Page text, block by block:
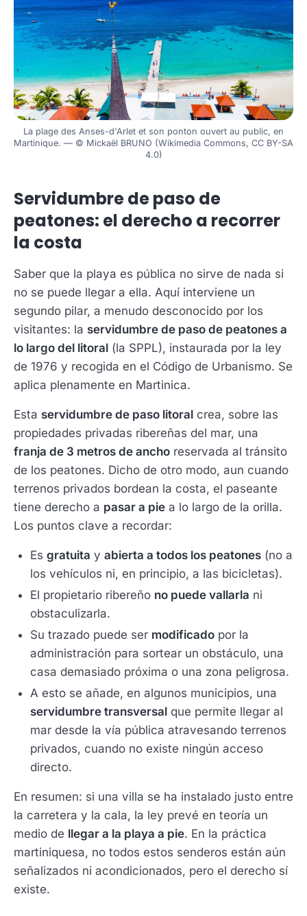
La plage des Anses-d'Arlet et son ponton ouvert au public, en
Martinique. — © Mickaël BRUNO (Wikimedia Commons, CC BY-SA
4.0)
Servidumbre de paso de
peatones: el derecho a recorrer
la costa
Saber que la playa es pública no sirve de nada si
no se puede llegar a ella. Aquí interviene un
segundo pilar, a menudo desconocido por los
visitantes: la servidumbre de paso de peatones a
lo largo del litoral (la SPPL), instaurada por la ley
de 1976 y recogida en el Código de Urbanismo. Se
aplica plenamente en Martinica.
Esta servidumbre de paso litoral crea, sobre las
propiedades privadas ribereñas del mar, una
franja de 3 metros de ancho reservada al tránsito
de los peatones. Dicho de otro modo, aun cuando
terrenos privados bordean la costa, el paseante
tiene derecho a pasar a pie a lo largo de la orilla.
Los puntos clave a recordar:
Es gratuita y abierta a todos los peatones (no a
los vehículos ni, en principio, a las bicicletas).
El propietario ribereño no puede vallarla ni
obstaculizarla.
Su trazado puede ser modificado por la
administración para sortear un obstáculo, una
casa demasiado próxima o una zona peligrosa.
A esto se añade, en algunos municipios, una
servidumbre transversal que permite llegar al
mar desde la vía pública atravesando terrenos
privados, cuando no existe ningún acceso
directo.
En resumen: si una villa se ha instalado justo entre
la carretera y la cala, la ley prevé en teoría un
medio de llegar a la playa a pie. En la práctica
martiniquesa, no todos estos senderos están aún
señalizados ni acondicionados, pero el derecho sí
existe.